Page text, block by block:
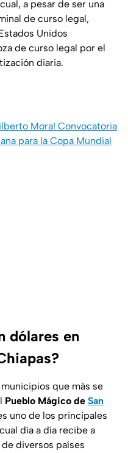
a pesar de ser una
de curso legal,
Unidos
de curso legal por el
diaria.
Mora! Convocatoria
para la Copa Mundial
dólares en
que más se
Pueblo Mágico de San
uno de los principales
día a día recibe a
diversos países